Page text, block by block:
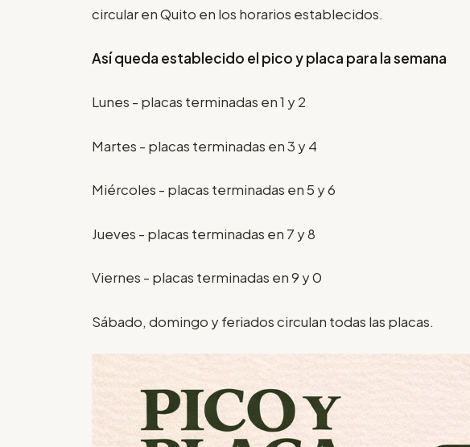
circular en Quito en los horarios establecidos.
Así queda establecido el pico y placa para la semana
Lunes - placas terminadas en 1 y 2
Martes - placas terminadas en 3 y 4
Miércoles - placas terminadas en 5 y 6
Jueves - placas terminadas en 7 y 8
Viernes - placas terminadas en 9 y 0
Sábado, domingo y feriados circulan todas las placas.